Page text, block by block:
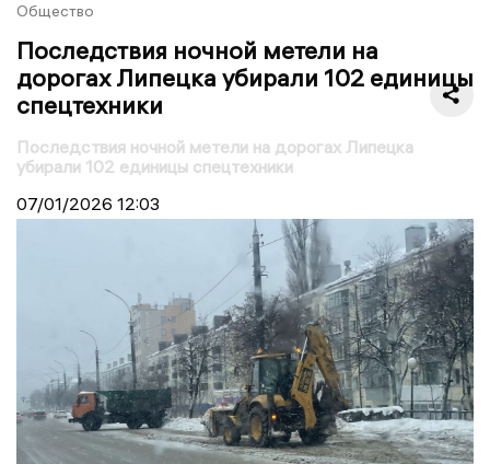
Общество
Последствия ночной метели на
дорогах Липецка убирали 102 единицы
спецтехники
Последствия ночной метели на дорогах Липецка
убирали 102 единицы спецтехники
07/01/2026 12:03